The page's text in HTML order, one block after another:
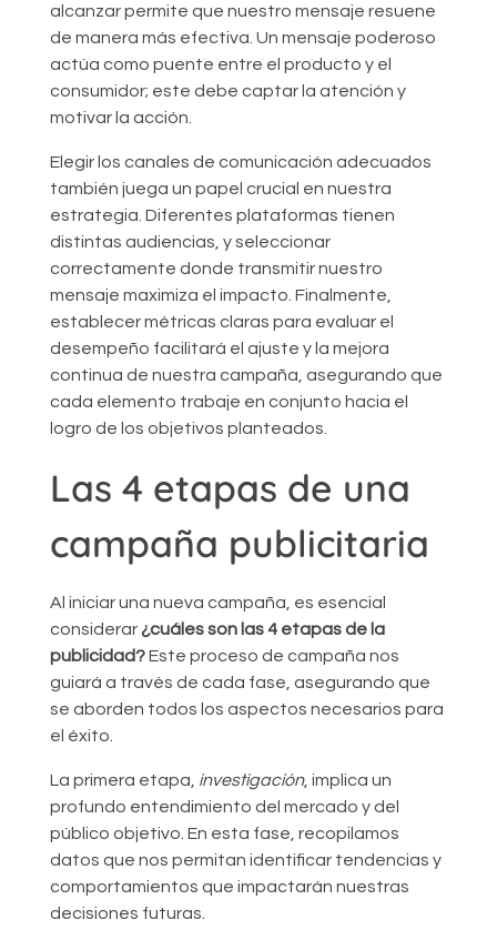
alcanzar permite que nuestro mensaje resuene
de manera más efectiva. Un mensaje poderoso
actúa como puente entre el producto y el
consumidor; este debe captar la atención y
motivar la acción.
Elegir los canales de comunicación adecuados
también juega un papel crucial en nuestra
estrategia. Diferentes plataformas tienen
distintas audiencias, y seleccionar
correctamente donde transmitir nuestro
mensaje maximiza el impacto. Finalmente,
establecer métricas claras para evaluar el
desempeño facilitará el ajuste y la mejora
continua de nuestra campaña, asegurando que
cada elemento trabaje en conjunto hacia el
logro de los objetivos planteados.
Las 4 etapas de una
campaña publicitaria
Al iniciar una nueva campaña, es esencial
considerar¿cuáles son las 4 etapas de la
publicidad?Este proceso de campaña nos
guiará a través de cada fase, asegurando que
se aborden todos los aspectos necesarios para
el éxito.
La primera etapa, investigación, implica un
profundo entendimiento del mercado y del
público objetivo. En esta fase, recopilamos
datos que nos permitan identificar tendencias y
comportamientos que impactarán nuestras
decisiones futuras.